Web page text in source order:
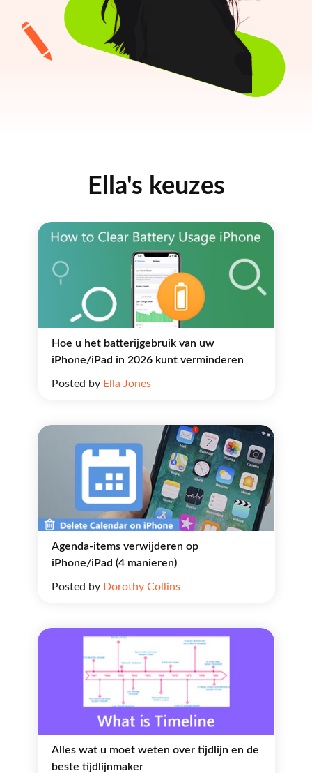
Ella's keuzes
Hoe u het batterijgebruik van uw
iPhone/iPad in 2026 kunt verminderen
Posted by Ella Jones
Agenda-items verwijderen op
iPhone/iPad (4 manieren)
Posted by Dorothy Collins
Alles wat u moet weten over tijdlijn en de
beste tijdlijnmaker